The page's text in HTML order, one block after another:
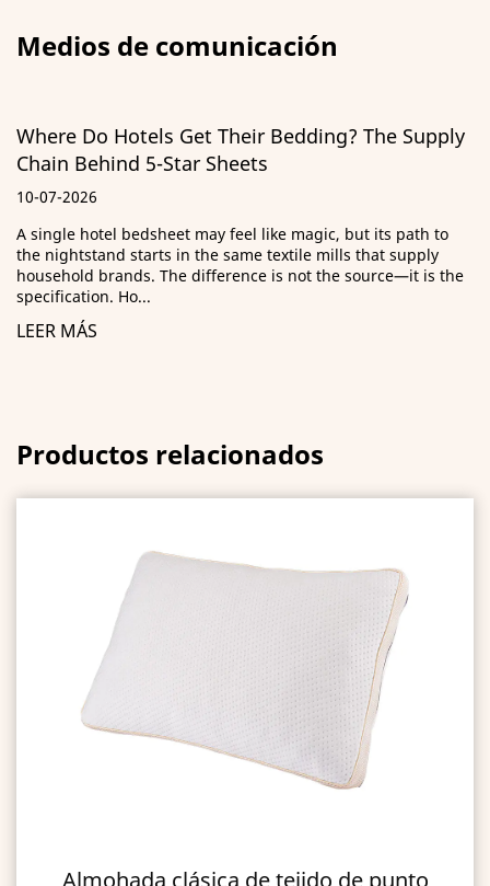
Medios de comunicación
Bedding? The Supply
like magic, but its path to
textile mills that supply
is not the source—it is the
Guía de almohadas
ILD, materiales de
¿Qué significa realmente "ultra
de adquisiciones rechazó un
porque estuvieran
Productos relacionados
de tejido de punto Almohada